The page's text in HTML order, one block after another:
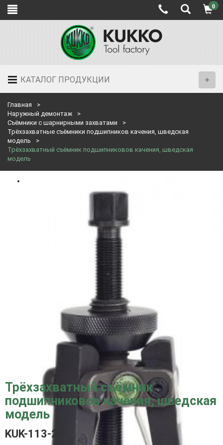
0
КАТАЛОГ ПРОДУКЦИИ
Главная
Наружный демонтаж
Съёмники с шарнирными захватами
Трёхзахватные съёмники подшипников качения, шведская
модель
Трёхзахватный съёмник подшипниковов качения, шведская
модель
Трёхзахватный съёмник
подшипниковов качения, шведская
модель
KUK-113-20